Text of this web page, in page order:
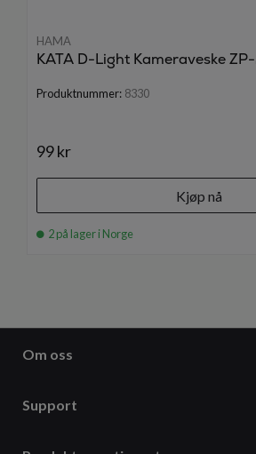
HAMA
KATA D-Light Kameraveske
Produktnummer: 8330
99 kr
Kjøp nå
2 på lager i Norge
Om oss
Support